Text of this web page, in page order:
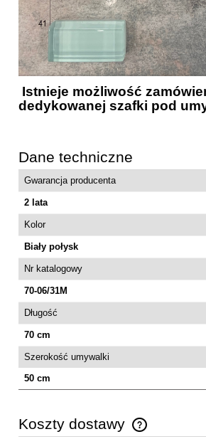
Istnieje możliwość
dedykowanej szafki pod
Dane techniczne
Gwarancja producenta
2 lata
Kolor
Biały połysk
Nr katalogowy
70-06/31M
Długość
70 cm
Szerokość umywalki
50 cm
Koszty dostawy
Cena nie zawiera ewentualnych kosztów